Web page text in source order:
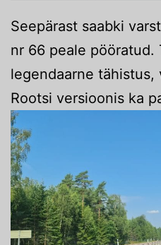
Seepärast saabki
nr 66 peale pööratud.
legendaarne tähistus,
Rootsi versioonis ka